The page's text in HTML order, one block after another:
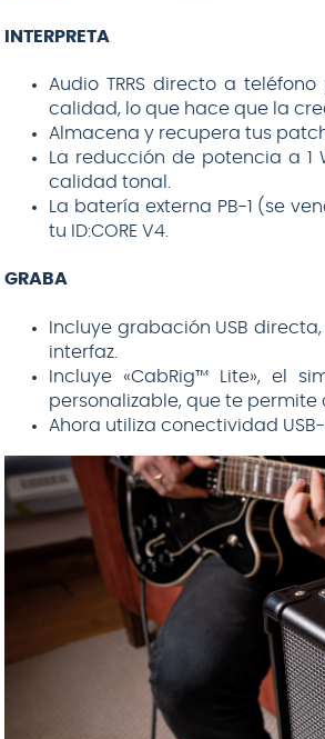
INTERPRETA
Audio TRRS directo a
calidad, lo que hace que la
Almacena y recupera tus
La reducción de potencia a
calidad tonal.
La batería externa PB-1 (se
tu ID:CORE V4.
GRABA
Incluye grabación USB
interfaz.
Incluye «CabRig™ Lite», el
personalizable, que te permite
Ahora utiliza conectividad USB-